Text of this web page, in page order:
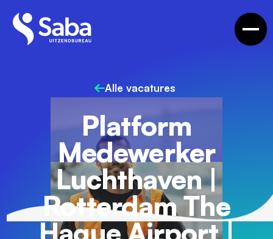
Alle vacatures
Platform
Medewerker
Luchthaven |
Rotterdam The
Hague Airport |